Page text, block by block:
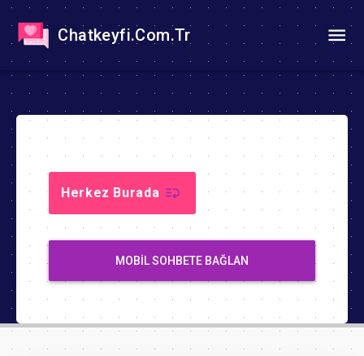
Chatkeyfi.Com.Tr
Herkez Burada
MOBIL SOHBETE BAĞLAN